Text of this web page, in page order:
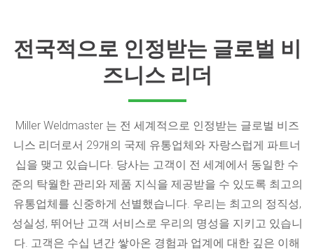
전국적으로 인정받는 글로벌 비
즈니스 리더
Miller Weldmaster 는 전 세계적으로 인정받는 글로벌 비즈
니스 리더로서 29개의 국제 유통업체와 자랑스럽게 파트너
십을 맺고 있습니다. 당사는 고객이 전 세계에서 동일한 수
준의 탁월한 관리와 제품 지식을 제공받을 수 있도록 최고의
유통업체를 신중하게 선별했습니다. 우리는 최고의 정직성,
성실성, 뛰어난 고객 서비스로 우리의 명성을 지키고 있습니
다. 고객은 수십 년간 쌓아온 경험과 업계에 대한 깊은 이해